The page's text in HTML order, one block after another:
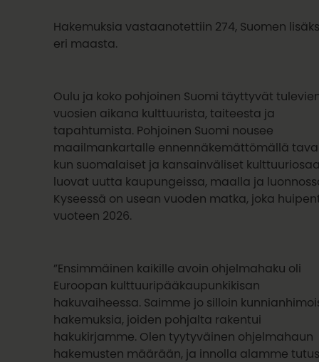
Hakemuksia vastaanotettiin 274, Suomen
eri maasta.
Oulu ja koko pohjoinen Suomi täyttyvät
vuosien aikana kulttuurista, taiteesta ja
tapahtumista. Pohjoinen Suomi nousee
maailmankartalle ennennäkemättömällä
kun suomalaiset ja kansainväliset
luovat uutta kaupungeissa, maalla ja
Kyseessä on usean vuoden matka, joka
vuoteen 2026.
”Ensimmäinen kaikille avoin ohjelmahaku oli
Euroopan kulttuuripääkaupunkikisan
hakuvaiheessa. Saimme jo silloin
hakemuksia, joiden pohjalta rakentui
hakukirjamme. Olen tyytyväinen ohjelmahaun
hakemusten määrään, ja innolla alamme